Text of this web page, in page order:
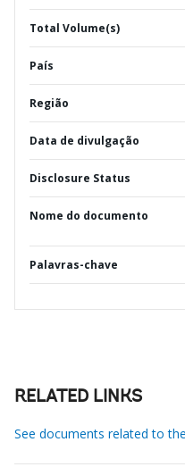
Total Volume(s)
País
Região
Data de divulgação
Disclosure Status
Nome do documento
Palavras-chave
RELATED LINKS
See documents related to